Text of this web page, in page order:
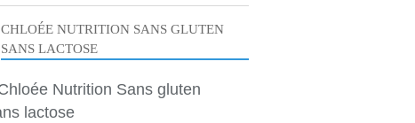
CHLOÉE NUTRITION SANS GLUTEN
SANS LACTOSE